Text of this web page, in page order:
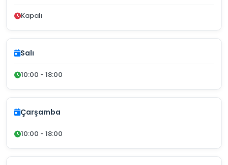
Kapalı
Salı
10:00 - 18:00
Çarşamba
10:00 - 18:00